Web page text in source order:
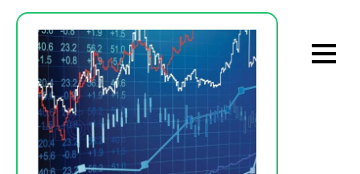
Перейти
содержимому